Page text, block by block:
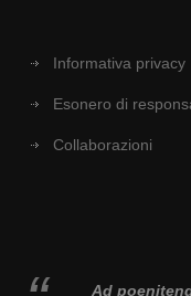
Informativa privacy
Esonero di
Collaborazioni
Ad